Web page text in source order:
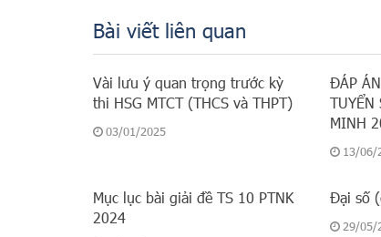
Bài viết liên quan
Vài lưu ý quan trọng trước kỳ
thi HSG MTCT (THCS và THPT)
03/01/2025
ĐÁP
MINH
13/06/
Mục lục bài giải đề TS 10 PTNK
2024
Đại số
29/05/